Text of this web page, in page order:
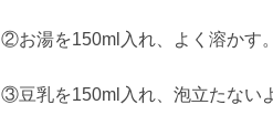
②お湯を150ml入れ、よく溶かす。
③豆乳を150ml入れ、泡立たない